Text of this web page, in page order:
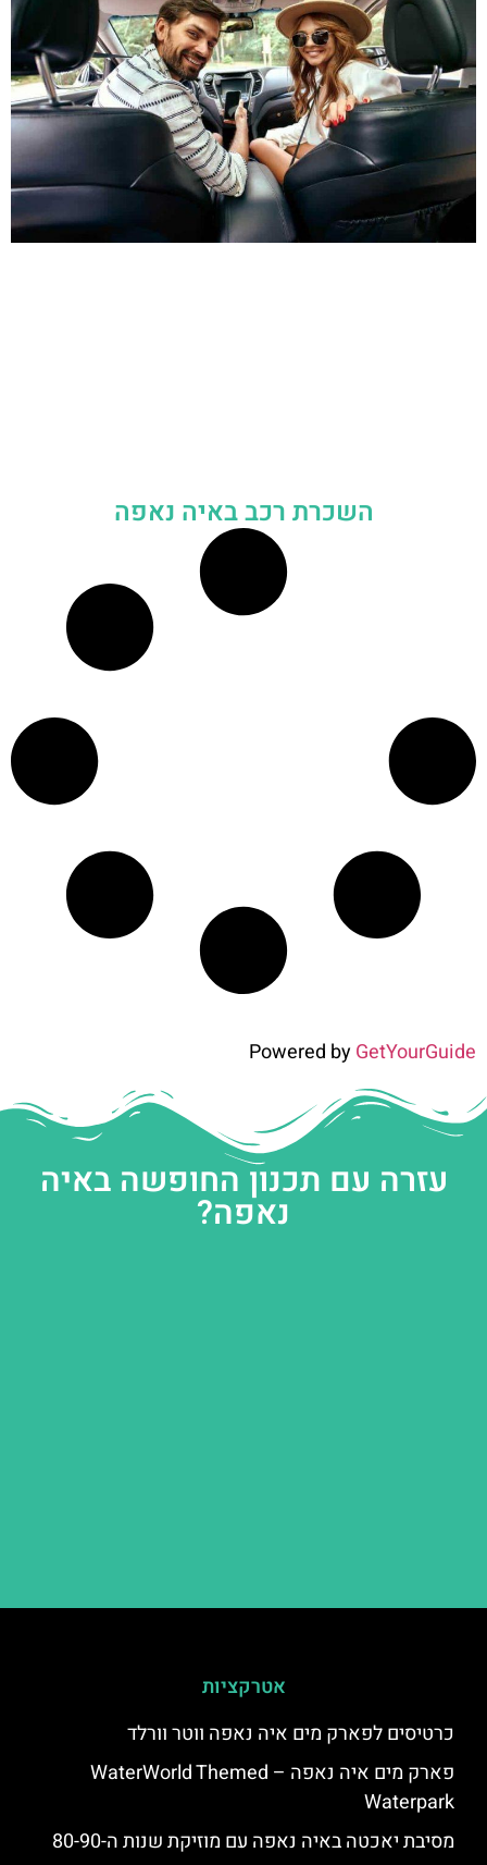
השכרת רכב באיה נאפה
Powered byGetYourGuide
עזרה עם תכנון החופשה באיה
נאפה?
אטרקציות
כרטיסים לפארק מים איה נאפה ווטר וורלד
פארק מים איה נאפה – ‪‪WaterWorld Themed
Waterpark‬‬
מסיבת יאכטה באיה נאפה עם מוזיקת שנות ה-80-90